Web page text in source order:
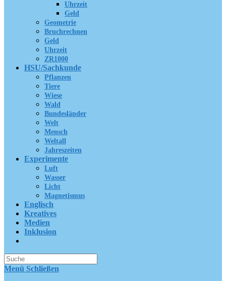
Uhrzeit
Geld
Geometrie
Bruchrechnen
Geld
Uhrzeit
ZR1000
HSU/Sachkunde
Pflanzen
Tiere
Wiese
Wald
Bundesländer
Welt
Mensch
Weltall
Jahreszeiten
Experimente
Luft
Wasser
Licht
Magnetismus
Englisch
Kreatives
Medien
Inklusion
Suche
nach:
Menü Schließen